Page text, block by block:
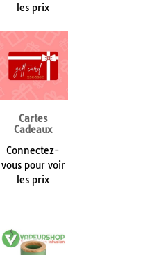
les prix
Cartes
Cadeaux
Connectez-
vous pour voir
les prix